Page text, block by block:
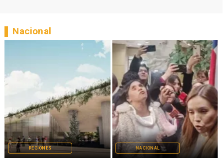
REGIONES NACIONAL
Nacional